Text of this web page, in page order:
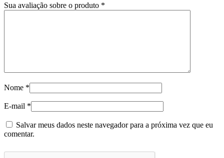
Sua avaliação sobre o produto *
Nome *
E-mail *
Salvar meus dados neste navegador para a próxima vez que eu
comentar.